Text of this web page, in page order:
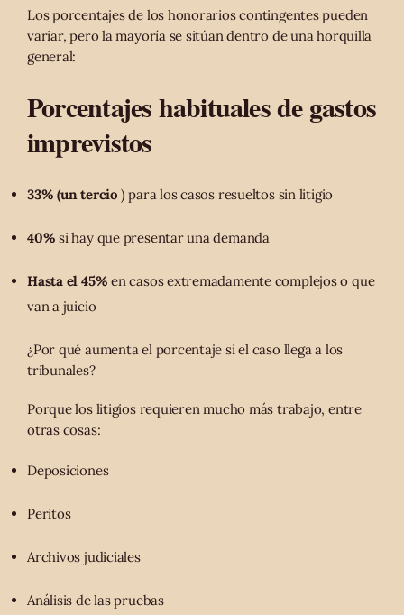
Los porcentajes de los honorarios contingentes pueden
variar, pero la mayoría se sitúan dentro de una horquilla
general:
Porcentajes habituales de gastos
imprevistos
33% (un tercio) para los casos resueltos sin litigio
40% si hay que presentar una demanda
Hasta el 45% en casos extremadamente complejos o que
van a juicio
¿Por qué aumenta el porcentaje si el caso llega a los
tribunales?
Porque los litigios requieren mucho más trabajo, entre
otras cosas:
Deposiciones
Peritos
Archivos judiciales
Análisis de las pruebas